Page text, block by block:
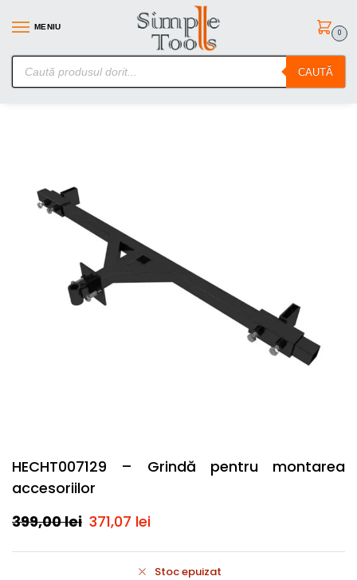
MENIU
CAUTĂ
0
SimpleTools.ro – Gasesti orice – Comanzi simplu
Prima pagină
Unelte de gradina Motocultoare si Cultivatoare
HECHT007129 – Grindă pentru montarea
accesoriilor
399,00lei 371,07 lei
Stoc epuizat